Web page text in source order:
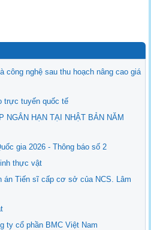
công nghệ sau thu hoạch nâng cao giá
trực tuyến quốc tế
NGẮN HẠN TẠI NHẬT BẢN NĂM
gia 2026 - Thông báo số 2
thực vật
án Tiến sĩ cấp cơ sở của NCS. Lâm
ty cổ phần BMC Việt Nam